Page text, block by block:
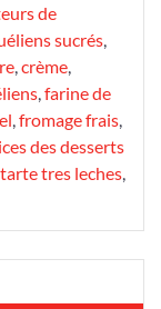
de
sucrés
crème
farine de
fromage frais
des desserts
tarte tres leches